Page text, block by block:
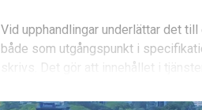
Vid upphandlingar underlättar det
både som utgångspunkt i
skrivs. Det gör att innehållet i